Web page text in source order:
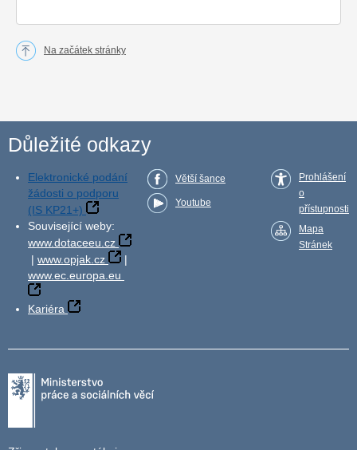
Na začátek stránky
Důležité odkazy
Elektronické podání
žádosti o podporu
(IS KP21+)
Související weby:
www.dotaceeu.cz
| www.opjak.cz
|
www.ec.europa.eu
Kariéra
Větší šance
Youtube
Prohlášení
o
přístupnosti
Mapa
Stránek